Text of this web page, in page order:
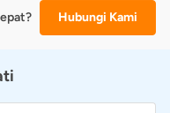
Hubungi Kami